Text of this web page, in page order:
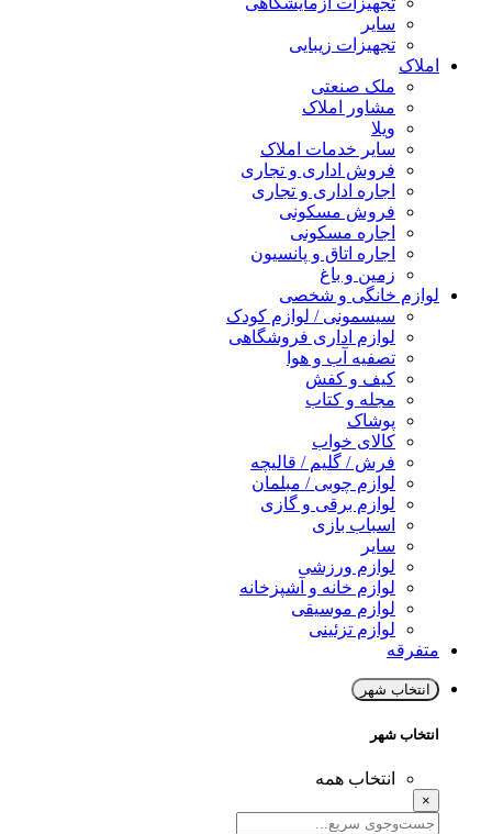
سایر
تجهیزات زیبایی
املاک
ملک صنعتی
مشاور املاک
ویلا
سایر خدمات املاک
فروش اداری و تجاری
اجاره اداری و تجاری
فروش مسکونی
اجاره مسکونی
اجاره اتاق و پانسیون
زمین و باغ
لوازم خانگی و شخصی
سیسمونی / لوازم کودک
لوازم اداری فروشگاهی
تصفیه آب و هوا
کیف و کفش
مجله و کتاب
پوشاک
کالای خواب
فرش / گلیم / قالیچه
لوازم چوبی / مبلمان
لوازم برقی و گازی
اسباب بازی
سایر
لوازم ورزشی
لوازم خانه و آشپزخانه
لوازم موسیقی
لوازم تزئینی
متفرقه
انتخاب شهر
انتخاب شهر
انتخاب همه
×